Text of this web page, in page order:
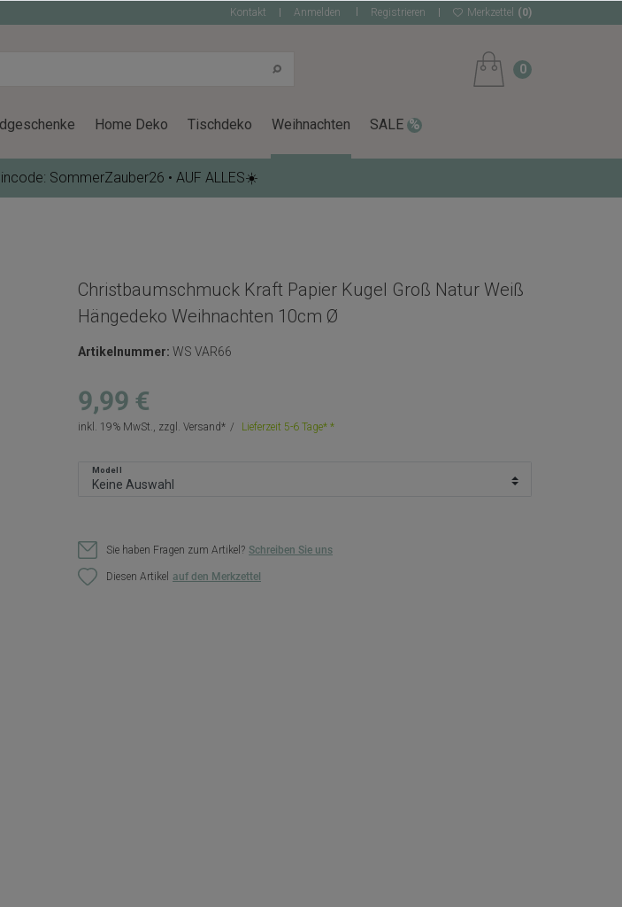
Kontakt Anmelden Registrieren Merkzettel (0)
0
Home Deko Tischdeko Weihnachten SALE
SommerZauber26 • AUF ALLES☀️
Christbaumschmuck Kraft Papier Kugel Groß Natur Weiß
Hängedeko Weihnachten 10cm Ø
Artikelnummer: WS VAR66
9,99 €
inkl. 19% MwSt., zzgl. Versand Lieferzeit 5-6 Tage*
Modell
Sie haben Fragen zum Artikel? Schreiben Sie uns
Diesen Artikel